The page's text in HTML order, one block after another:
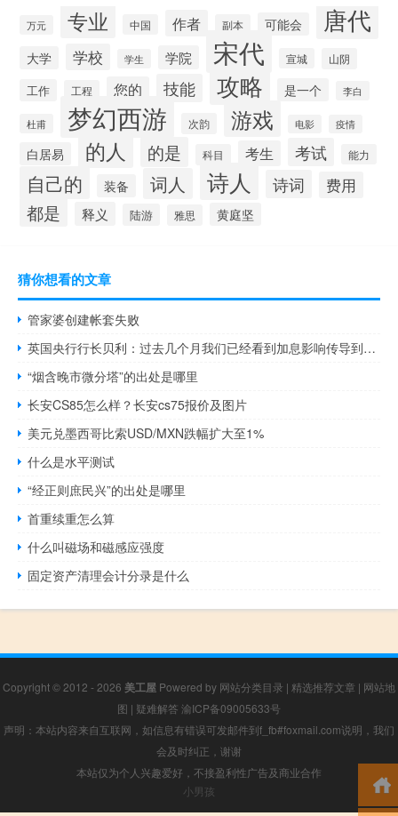
万元 专业 中国 作者 副本 可能会 唐代
大学 学校 学生 学院 宋代 宣城 山阴
工作 工程 您的 技能 攻略 是一个 李白
杜甫 梦幻西游 次韵 游戏 电影 疫情
白居易 的人 的是 科目 考生 考试 能力
自己的 装备 词人 诗人 诗词 费用
都是 释义 陆游 雅思 黄庭坚
猜你想看的文章
管家婆创建帐套失败
英国央行行长贝利：过去几个月我们已经看到加息影响传导到储蓄账户的速度有所加快
“烟含晚市微分塔”的出处是哪里
长安CS85怎么样？长安cs75报价及图片
美元兑墨西哥比索USD/MXN跌幅扩大至1%
什么是水平测试
“经正则庶民兴”的出处是哪里
首重续重怎么算
什么叫磁场和磁感应强度
固定资产清理会计分录是什么
Copyright © 2012 - 2026 美工屋 Powered by 网站分类目录 | 精选推荐文章 | 网站地
图 | 疑难解答 渝ICP备09005633号
声明：本站内容来自互联网，如信息有错误可发邮件到f_fb#foxmail.com说明，我们
会及时纠正，谢谢
本站仅为个人兴趣爱好，不接盈利性广告及商业合作
小男孩